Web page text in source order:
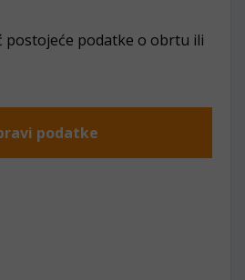
postojeće podatke o obrtu ili
podatke